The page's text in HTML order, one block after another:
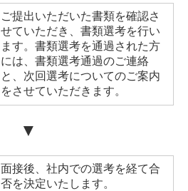
ご提出いただいた書類を確認さ
せていただき、書類選考を行い
ます。書類選考を通過された方
には、書類選考通過のご連絡
と、次回選考についてのご案内
をさせていただきます。
▼
面接後、社内での選考を経て合
否を決定いたします。